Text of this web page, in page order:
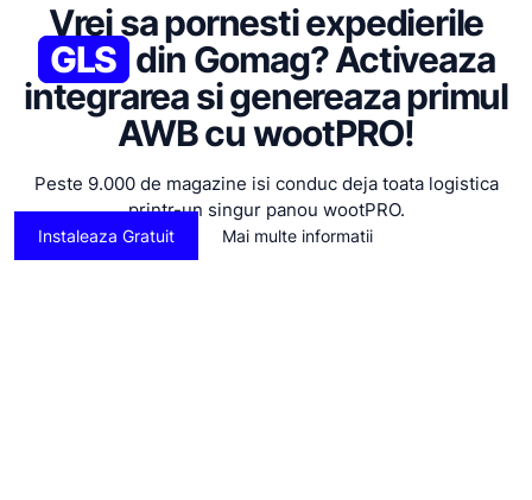
Vrei sa pornesti expedierile
GLS din Gomag? Activeaza
integrarea si genereaza primul
AWB cu wootPRO!
Peste 9.000 de magazine isi conduc deja toata logistica
printr-un singur panou wootPRO.
Instaleaza Gratuit Mai multe informatii